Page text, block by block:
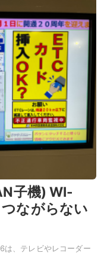
子機) WI-
ながらない
、テレビやレコーダー